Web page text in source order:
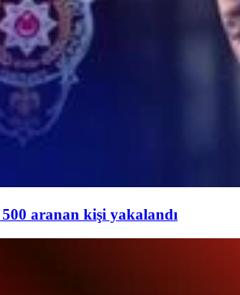
aranan kişi yakalandı